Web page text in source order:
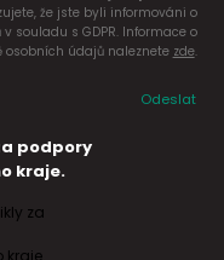
že jste byli informováni o
souladu s GDPR. Informace o
osobních údajů naleznete zde.
Odeslat
podpory
kraje.